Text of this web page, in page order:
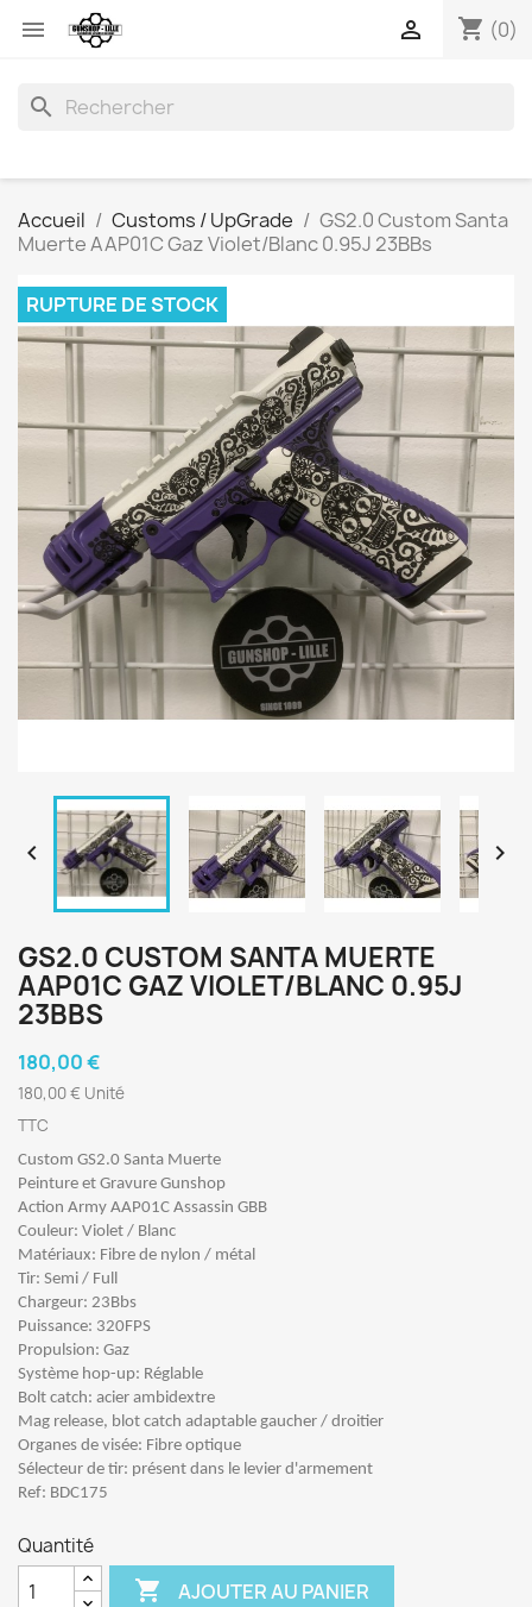
 shopping_cart (0)

search
Accueil Customs / UpGrade
GS2.0 Custom Santa
Muerte AAP01C Gaz Violet/Blanc 0.95J 23BBs
RUPTURE DE STOCK
 
GS2.0 CUSTOM SANTA MUERTE
AAP01C GAZ VIOLET/BLANC 0.95J
23BBS
180,00 €
180,00 € Unité
TTC
Custom GS2.0 Santa Muerte
Peinture et Gravure Gunshop
Action Army AAP01C Assassin GBB
Couleur: Violet / Blanc
Matériaux: Fibre de nylon / métal
Tir: Semi / Full
Chargeur: 23Bbs
Puissance: 320FPS
Propulsion: Gaz
Système hop-up: Réglable
Bolt catch: acier ambidextre
Mag release, blot catch adaptable gaucher / droitier
Organes de visée: Fibre optique
Sélecteur de tir: présent dans le levier d'armement
Ref: BDC175
Quantité
 AJOUTER AU PANIER